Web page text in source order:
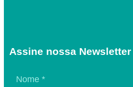
Assine nossa Newsletter